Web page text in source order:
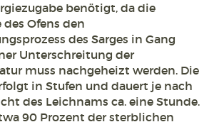
benötigt, da die
Ofens den
des Sarges in Gang
Unterschreitung der
muss nachgeheizt werden. Die
in Stufen und dauert je nach
des Leichnams ca. eine Stunde.
90 Prozent der sterblichen